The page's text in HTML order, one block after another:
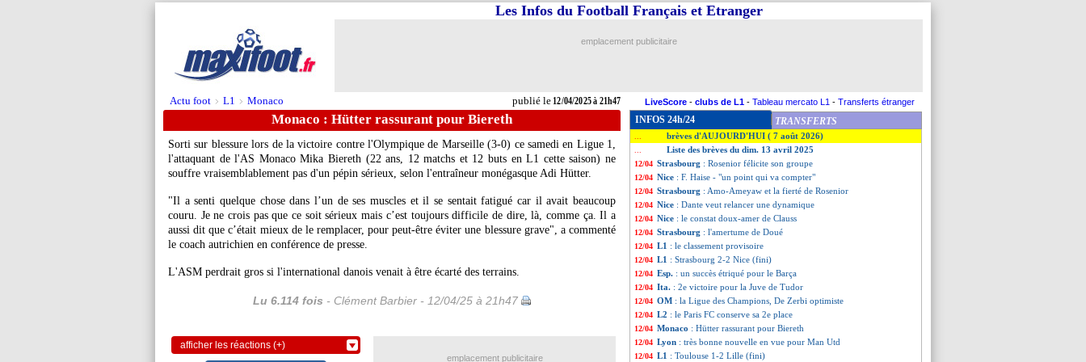
Actu foot > L1 > Monaco publié le12/04/2025 à 21h47
Les Infos du Football Français et Etranger
emplacement publicitaire
LiveScore - clubs de L1 - Tableau mercato L1 - Transferts étranger
Monaco : Hütter rassurant pour Biereth
Sorti sur blessure lors de la victoire contre l'Olympique de Marseille (3-0) ce samedi en Ligue 1,
l'attaquant de l'AS Monaco Mika Biereth(22 ans, 12 matchs et 12 buts en L1 cette saison) ne
souffre vraisemblablement pas d'un pépin sérieux, selon l'entraîneur monégasque Adi Hütter.
"Il a senti quelque chose dans l’un de ses muscles et il se sentait fatigué car il avait beaucoup
couru. Je ne crois pas que ce soit sérieux mais c’est toujours difficile de dire, là, comme ça. Il a
aussi dit que c’était mieux de le remplacer, pour peut-être éviter une blessure grave", a commenté
le coach autrichien en conférence de presse.
L'ASM perdrait gros si l'international danois venait à être écarté des terrains.
Lu 6.114 fois - Clément Barbier - 12/04/25 à 21h47
afficher les réactions (+)
INFOS 24h/24 TRANSFERTS
brèves d'AUJOURD'HUI ( 7 août 2026)
Liste des brèves du dim. 13 avril 2025
12/04 Strasbourg : Rosenior félicite son groupe
12/04 Nice : F. Haise - "un point qui va compter"
12/04 Strasbourg : Amo-Ameyaw et la fierté de Rosenior
12/04 Nice : Dante veut relancer une dynamique
12/04 Nice : le constat doux-amer de Clauss
12/04 Strasbourg : l'amertume de Doué
12/04 L1 : le classement provisoire
12/04 L1 : Strasbourg 2-2 Nice (fini)
12/04 Esp. : un succès étriqué pour le Barça
12/04 Ita. : 2e victoire pour la Juve de Tudor
12/04 OM : la Ligue des Champions, De Zerbi optimiste
12/04 L2 : le Paris FC conserve sa 2e place
12/04 Monaco : Hütter rassurant pour Biereth
12/04 Lyon : très bonne nouvelle en vue pour Man Utd
12/04 L1 : Toulouse 1-2 Lille (fini)
emplacement publicitaire